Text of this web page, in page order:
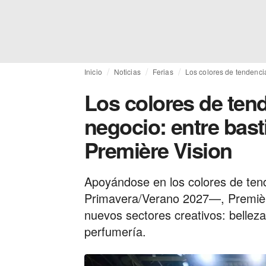
Inicio Noticias Ferias Los colores de
Los colores de
negocio: entre
Première Vision
Apoyándose en los colores de
Primavera/Verano 2027—,
nuevos sectores creativos:
perfumería.